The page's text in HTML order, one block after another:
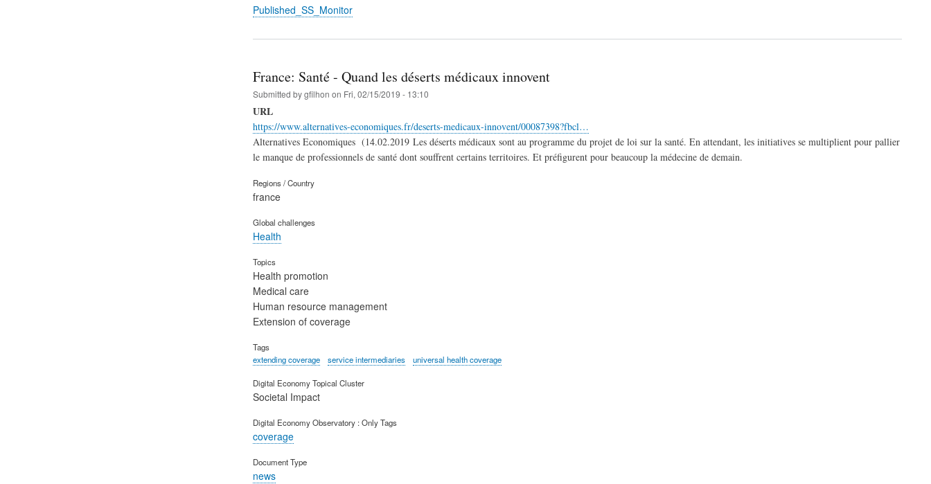
Published_SS_Monitor
France: Santé - Quand les déserts médicaux innovent
Submitted bygfilhon on Fri, 02/15/2019 - 13:10
URL
https://www.alternatives-economiques.fr/deserts-medicaux-innovent/00087398?fbcl…
Alternatives Economiques (14.02.2019 Les déserts médicaux sont au programme du projet de loi sur la santé. En attendant, les initiatives se multiplient pour pallier
le manque de professionnels de santé dont souffrent certains territoires. Et préfigurent pour beaucoup la médecine de demain.
Regions / Country
france
Global challenges
Health
Topics
Health promotion
Medical care
Human resource management
Extension of coverage
Tags
extending coverage
service intermediaries universal health coverage
Digital Economy Topical Cluster
Societal Impact
Digital Economy Observatory : Only Tags
coverage
Document Type
news